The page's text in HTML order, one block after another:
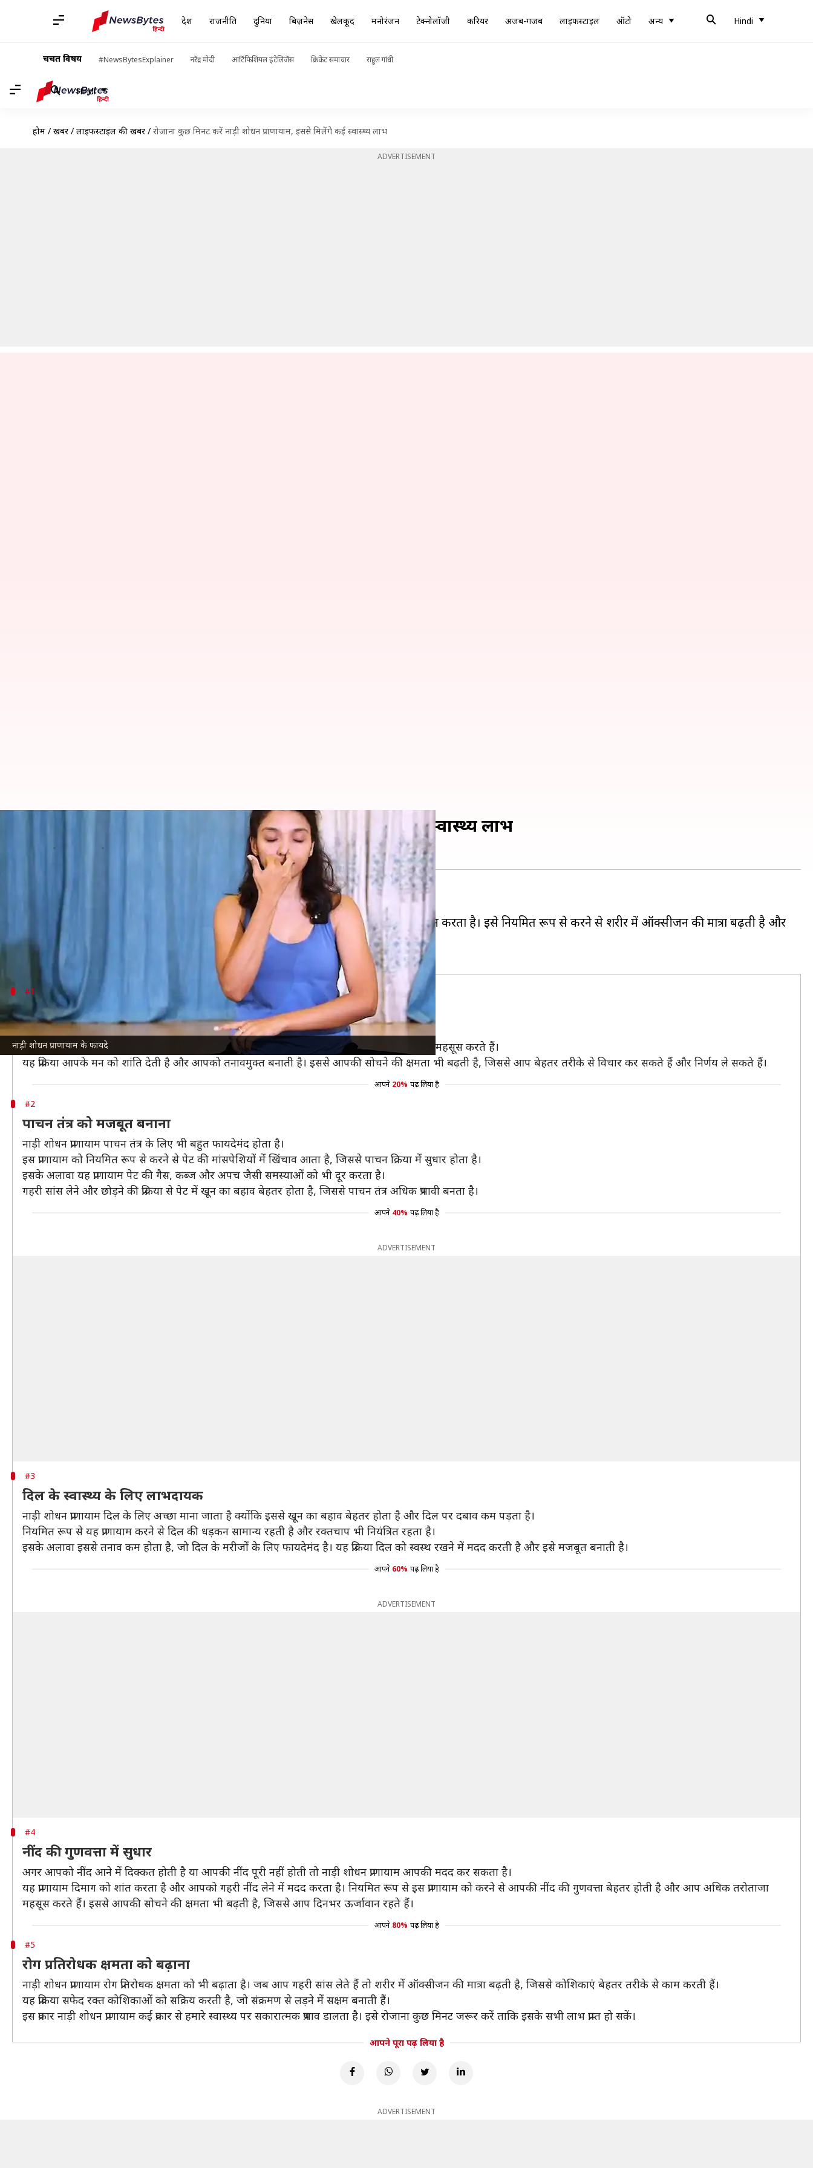
देश राजनीति दुनिया बिज़नेस खेलकूद मनोरंजन टेक्नोलॉजी करियर अजब-गजब लाइफस्टाइल ऑटो अन्य Hindi
चर्चित विषय #NewsBytesExplainer नरेंद्र मोदी आर्टिफिशियल इंटेलिजेंस क्रिकेट समाचार राहुल गांधी
Hindi
होम / खबरें / लाइफस्टाइल की खबरें / रोजाना कुछ मिनट करें नाड़ी शोधन प्राणायाम, इससे मिलेंगे कई स्वास्थ्य लाभ
ADVERTISEMENT
नाड़ी शोधन प्राणायाम के फायदे
रोजाना कुछ मिनट करें नाड़ी शोधन प्राणायाम, इससे मिलेंगे कई स्वास्थ्य लाभ
नाड़ी शोधन प्राणायाम एक योगाभ्यास है, जो सांस की प्रक्रिया को सुधारने में मदद करता है।
यह प्राणायाम न केवल शारीरिक सेहत के लिए फायदेमंद है, बल्कि मानसिक शांति और संतुलन भी प्रदान करता है। इसे नियमित रूप से करने से शरीर में ऑक्सीजन की मात्रा बढ़ती है और
तनाव कम होता है।
#1
तनाव को कम करने में सहायक
नाड़ी शोधन प्राणायाम करने से दिमाग में ऑक्सीजन की मात्रा बढ़ती है, जिससे मानसिक तनाव कम होता है।
जब आप गहरी सांस लेते हैं और धीरे-धीरे छोड़ते हैं तो आपका मन शांत होता है और आप अधिक संतुलित महसूस करते हैं।
यह प्रक्रिया आपके मन को शांति देती है और आपको तनावमुक्त बनाती है। इससे आपकी सोचने की क्षमता भी बढ़ती है, जिससे आप बेहतर तरीके से विचार कर सकते हैं और निर्णय ले सकते हैं।
आपने 20% पढ़ लिया है
#2
पाचन तंत्र को मजबूत बनाना
नाड़ी शोधन प्राणायाम पाचन तंत्र के लिए भी बहुत फायदेमंद होता है।
इस प्राणायाम को नियमित रूप से करने से पेट की मांसपेशियों में खिंचाव आता है, जिससे पाचन क्रिया में सुधार होता है।
इसके अलावा यह प्राणायाम पेट की गैस, कब्ज और अपच जैसी समस्याओं को भी दूर करता है।
गहरी सांस लेने और छोड़ने की प्रक्रिया से पेट में खून का बहाव बेहतर होता है, जिससे पाचन तंत्र अधिक प्रभावी बनता है।
आपने 40% पढ़ लिया है
ADVERTISEMENT
#3
दिल के स्वास्थ्य के लिए लाभदायक
नाड़ी शोधन प्राणायाम दिल के लिए अच्छा माना जाता है क्योंकि इससे खून का बहाव बेहतर होता है और दिल पर दबाव कम पड़ता है।
नियमित रूप से यह प्राणायाम करने से दिल की धड़कन सामान्य रहती है और रक्तचाप भी नियंत्रित रहता है।
इसके अलावा इससे तनाव कम होता है, जो दिल के मरीजों के लिए फायदेमंद है। यह प्रक्रिया दिल को स्वस्थ रखने में मदद करती है और इसे मजबूत बनाती है।
आपने 60% पढ़ लिया है
ADVERTISEMENT
#4
नींद की गुणवत्ता में सुधार
अगर आपको नींद आने में दिक्कत होती है या आपकी नींद पूरी नहीं होती तो नाड़ी शोधन प्राणायाम आपकी मदद कर सकता है।
यह प्राणायाम दिमाग को शांत करता है और आपको गहरी नींद लेने में मदद करता है। नियमित रूप से इस प्राणायाम को करने से आपकी नींद की गुणवत्ता बेहतर होती है और आप अधिक तरोताजा
महसूस करते हैं। इससे आपकी सोचने की क्षमता भी बढ़ती है, जिससे आप दिनभर ऊर्जावान रहते हैं।
आपने 80% पढ़ लिया है
#5
रोग प्रतिरोधक क्षमता को बढ़ाना
नाड़ी शोधन प्राणायाम रोग प्रतिरोधक क्षमता को भी बढ़ाता है। जब आप गहरी सांस लेते हैं तो शरीर में ऑक्सीजन की मात्रा बढ़ती है, जिससे कोशिकाएं बेहतर तरीके से काम करती हैं।
यह प्रक्रिया सफेद रक्त कोशिकाओं को सक्रिय करती है, जो संक्रमण से लड़ने में सक्षम बनाती हैं।
इस प्रकार नाड़ी शोधन प्राणायाम कई प्रकार से हमारे स्वास्थ्य पर सकारात्मक प्रभाव डालता है। इसे रोजाना कुछ मिनट जरूर करें ताकि इसके सभी लाभ प्राप्त हो सकें।
आपने पूरा पढ़ लिया है
ADVERTISEMENT